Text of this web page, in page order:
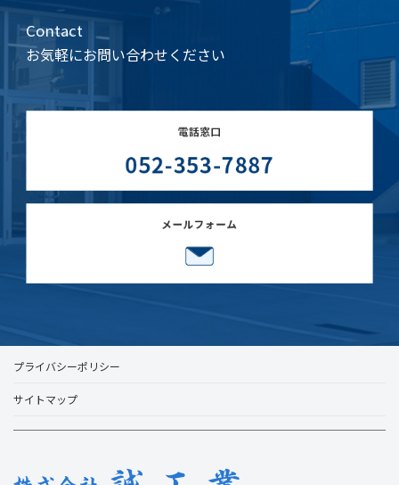
Contact
お気軽にお問い合わせください
プライバシーポリシー
サイトマップ